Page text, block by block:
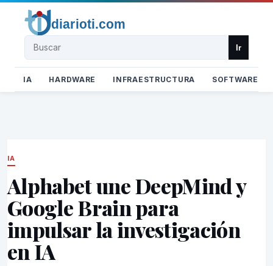
Buscar Ir
IA HARDWARE INFRAESTRUCTURA SOFTWARE
IA
Alphabet une DeepMind y
Google Brain para
impulsar la investigación
en IA